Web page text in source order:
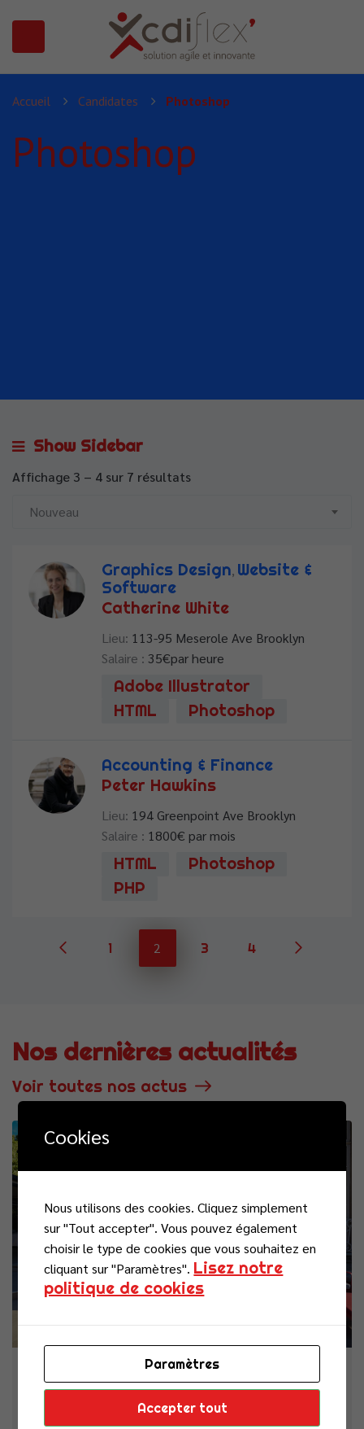
SUBMENU (PRÉSENTATION)
Accueil Candidates Photoshop
Photoshop
Show Sidebar
Affichage 3 – 4 sur 7 résultats
Nouveau
Graphics Design, Website &
Software
Catherine White
Lieu: 113-95 Meserole Ave Brooklyn
Salaire : 35€par heure
Adobe Illustrator
HTML
Photoshop
Accounting & Finance
Peter Hawkins
Lieu: 194 Greenpoint Ave Brooklyn
Salaire : 1800€ par mois
HTML
Photoshop
PHP
1 2 3 4
Nos dernières actualités
Voir toutes nos actus
Actualités
vendredi 26 juin 2026
La Nuit de la Chance : un temps
Cookies
Nous utilisons des cookies. Cliquez simplement
sur "Tout accepter". Vous pouvez également
choisir le type de cookies que vous souhaitez en
cliquant sur "Paramètres". Lisez notre
politique de cookies
Paramètres
Accepter tout